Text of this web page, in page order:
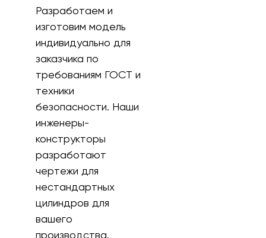
Разработаем и
изготовим модель
индивидуально для
заказчика по
требованиям ГОСТ и
техники
безопасности. Наши
инженеры-
конструкторы
разработают
чертежи для
нестандартных
цилиндров для
вашего
производства.